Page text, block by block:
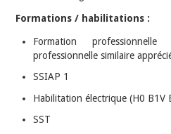
Formations / habilitations :
Formation
professionnelle similaire
SSIAP 1
Habilitation électrique (H0 B1V
SST